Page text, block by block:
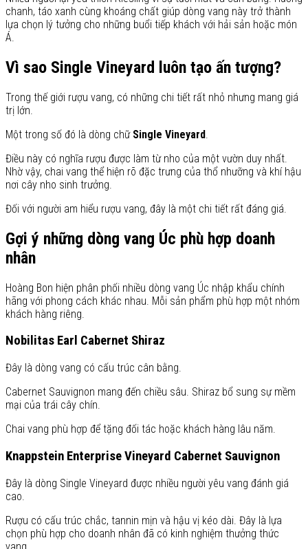
chanh, táo xanh cùng khoáng chất giúp dòng vang này trở thành
lựa chọn lý tưởng cho những buổi tiếp khách với hải sản hoặc món
Á.
Vì sao Single Vineyard luôn tạo ấn tượng?
Trong thế giới rượu vang, có những chi tiết rất nhỏ nhưng mang giá
trị lớn.
Một trong số đó là dòng chữ Single Vineyard.
Điều này có nghĩa rượu được làm từ nho của một vườn duy nhất.
Nhờ vậy, chai vang thể hiện rõ đặc trưng của thổ nhưỡng và khí hậu
nơi cây nho sinh trưởng.
Đối với người am hiểu rượu vang, đây là một chi tiết rất đáng giá.
Gợi ý những dòng vang Úc phù hợp doanh
nhân
Hoàng Bon hiện phân phối nhiều dòng vang Úc nhập khẩu chính
hãng với phong cách khác nhau. Mỗi sản phẩm phù hợp một nhóm
khách hàng riêng.
Nobilitas Earl Cabernet Shiraz
Đây là dòng vang có cấu trúc cân bằng.
Cabernet Sauvignon mang đến chiều sâu. Shiraz bổ sung sự mềm
mại của trái cây chín.
Chai vang phù hợp để tặng đối tác hoặc khách hàng lâu năm.
Knappstein Enterprise Vineyard Cabernet Sauvignon
Đây là dòng Single Vineyard được nhiều người yêu vang đánh giá
cao.
Rượu có cấu trúc chắc, tannin mịn và hậu vị kéo dài. Đây là lựa
chọn phù hợp cho doanh nhân đã có kinh nghiệm thưởng thức
vang.